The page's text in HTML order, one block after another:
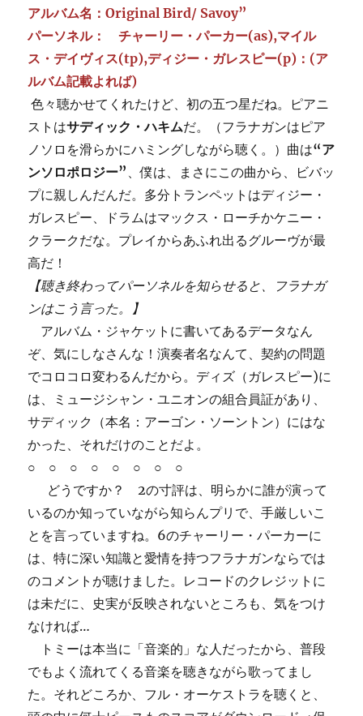
アルバム名：Original Bird/ Savoy”
パーソネル： チャーリー・パーカー(as),マイル
ス・デイヴィス(tp),ディジー・ガレスピー(p)：(ア
ルバム記載よれば)
色々聴かせてくれたけど、初の五つ星だね。ピアニ
ストはサディック・ハキムだ。（フラナガンはピア
ノソロを滑らかにハミングしながら聴く。）曲は“ア
ンソロポロジー” 、僕は、まさにこの曲から、ビバッ
プに親しんだんだ。多分トランペットはディジー・
ガレスピー、ドラムはマックス・ローチかケニー・
クラークだな。プレイからあふれ出るグルーヴが最
高だ！
【聴き終わってパーソネルを知らせると、フラナガ
ンはこう言った。】
アルバム・ジャケットに書いてあるデータなん
ぞ、気にしなさんな！演奏者名なんて、契約の問題
でコロコロ変わるんだから。ディズ（ガレスピー)に
は、ミュージシャン・ユニオンの組合員証があり、
サディック（本名：アーゴン・ソーントン）にはな
かった、それだけのことだよ。
○ ○ ○ ○ ○ ○ ○ ○
どうですか？ 2の寸評は、明らかに誰が演って
いるのか知っていながら知らんプリで、手厳しいこ
とを言っていますね。6のチャーリー・パーカーに
は、特に深い知識と愛情を持つフラナガンならでは
のコメントが聴けました。レコードのクレジットに
は未だに、史実が反映されないところも、気をつけ
なければ…
トミーは本当に「音楽的」な人だったから、普段
でもよく流れてくる音楽を聴きながら歌ってまし
た。それどころか、フル・オーケストラを聴くと、